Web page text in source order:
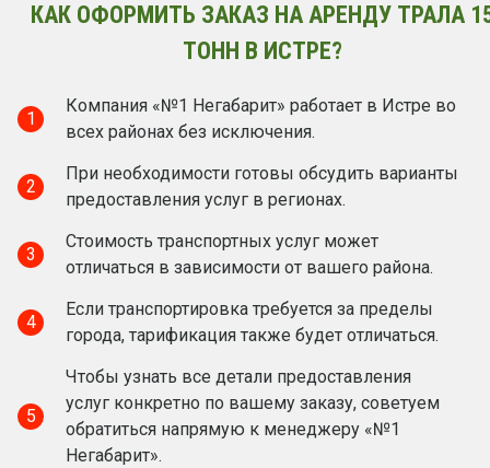
КАК ОФОРМИТЬ ЗАКАЗ НА АРЕНДУ ТРАЛА
ТОНН В ИСТРЕ?
1
Компания «№1 Негабарит» работает в Истре во
всех районах без исключения.
2
При необходимости готовы обсудить варианты
предоставления услуг в регионах.
3
Стоимость транспортных услуг может
отличаться в зависимости от вашего района.
4
Если транспортировка требуется за пределы
города, тарификация также будет отличаться.
5
Чтобы узнать все детали предоставления
услуг конкретно по вашему заказу, советуем
обратиться напрямую к менеджеру «№1
Негабарит».